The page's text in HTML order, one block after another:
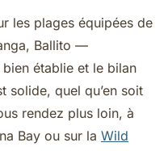
les plages équipées de
Ballito —
établie et le bilan
solide, quel qu’en soit
rendez plus loin, à
Bay ou sur la Wild